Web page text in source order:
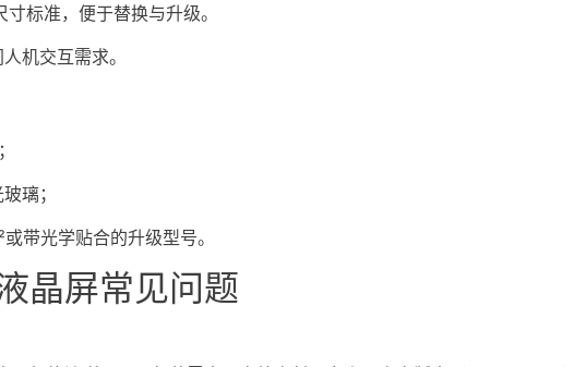
标准，便于替换与升级。
机交互需求。
璃；
带光学贴合的升级型号。
晶屏常见问题